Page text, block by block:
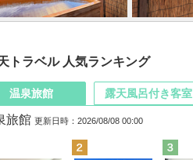
トラベル 人気ランキング
温泉旅館
旅館 更新日時：2026/08/08 00:00
露天風呂付き客室